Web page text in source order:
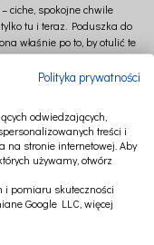
ciche, spokojne chwile
tu i teraz. Poduszka do
właśnie po to, by otulić te
bezpieczeństwa.
się do ciała
karmienia. Dzięki temu
bliskości, spojrzeniu i
w wygodnej,
napięcia i dyskomfortu.
czystości i harmonii.
subtelnym tłem dla
otula – tworząc atmosferę
dziecka.
Polityka prywatności
odwiedzających,
treści i
na stronie internetowej. Aby
używamy, otwórz
i pomiaru skuteczności
Google LLC, więcej